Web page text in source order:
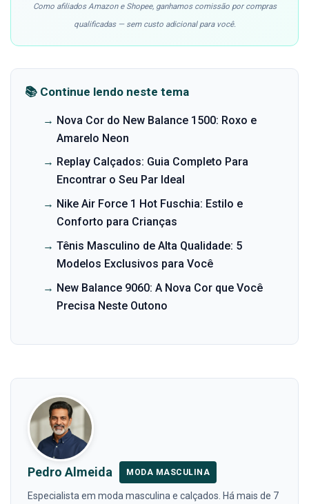
Como afiliados Amazon e Shopee, ganhamos comissão por compras
qualificadas — sem custo adicional para você.
📚 Continue lendo neste tema
→ Nova Cor do New Balance 1500: Roxo e
Amarelo Neon
→ Replay Calçados: Guia Completo Para
Encontrar o Seu Par Ideal
→ Nike Air Force 1 Hot Fuschia: Estilo e
Conforto para Crianças
→ Tênis Masculino de Alta Qualidade: 5
Modelos Exclusivos para Você
→ New Balance 9060: A Nova Cor que Você
Precisa Neste Outono
Pedro Almeida MODA MASCULINA
Especialista em moda masculina e calçados. Há mais de 7